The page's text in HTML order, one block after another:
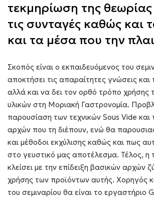
τεκμηρίωση της
τις συνταγές καθώς και
και τα μέσα που την
Σκοπός είναι ο εκπαιδευόμενος του
αποκτήσει τις απαραίτητες γνώσεις και
αλλά και να δει τον ορθό τρόπο χρήσης
υλικών στη Μοριακή Γαστρονομία.
παρουσίαση των τεχνικών Sous Vide
αρχών που τη διέπουν, ενώ θα
και μέθοδοι εκχύλισης καθώς και πως
στο γευστικό μας αποτέλεσμα. Τέλος,
κλείσει με την επίδειξη βασικών αρχών
χρήσης των προϊόντων αυτής. Χορηγός
του σεμιναρίου θα είναι το εργαστήριο